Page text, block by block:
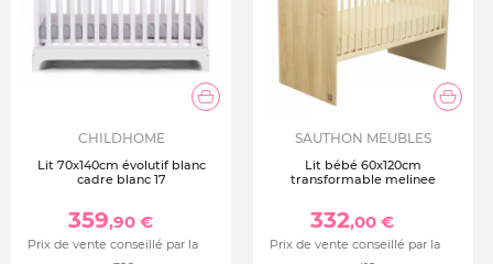
CHILDHOME
Lit 70x140cm évolutif blanc
cadre blanc 17
359,90 €
Prix de vente conseillé par la
SAUTHON MEUBLES
Lit bébé 60x120cm
transformable melinee
332,00 €
Prix de vente conseillé par la